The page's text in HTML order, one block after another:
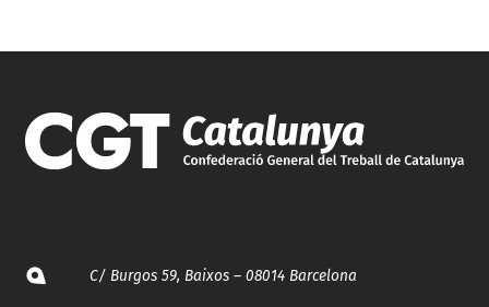
C/ Burgos 59, Baixos – 08014 Barcelona